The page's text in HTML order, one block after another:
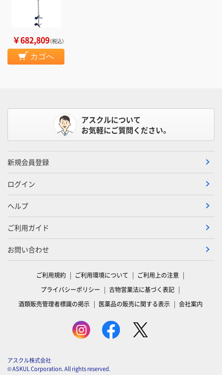
￥682,809（税込）
カゴへ
アスクルについて
お気軽にご質問ください。
新規会員登録
ログイン
ヘルプ
ご利用ガイド
お問い合わせ
ご利用規約 ご利用環境について
ご利用上の注意
プライバシーポリシー
古物営業法に基づく表記
酒類販売管理者標識の掲示
医薬品の販売に関する表示 会社案内
アスクル株式会社
© ASKUL Corporation. All rights reserved.